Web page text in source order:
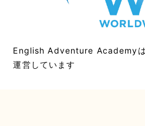
English Adventure Academyは
運営しています